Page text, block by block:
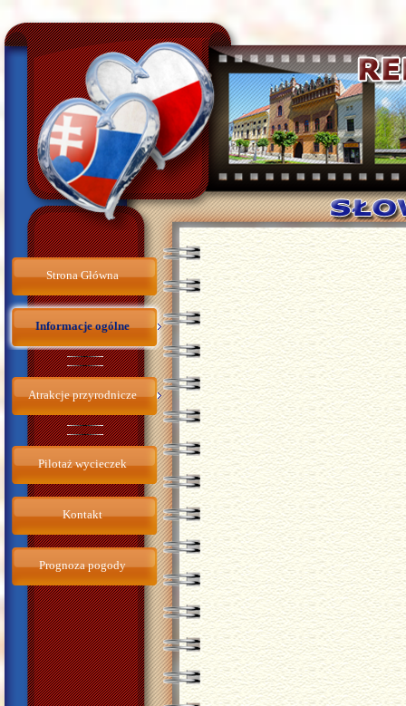
Strona Główna
Informacje ogólne
Atrakcje przyrodnicze
Pilotaż wycieczek
Kontakt
Prognoza pogody